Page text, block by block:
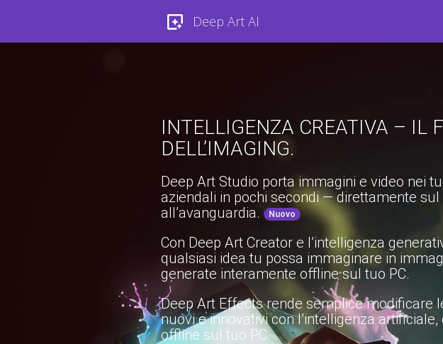
Deep Art AI
INTELLIGENZA CREATIVA – IL
DELL’IMAGING.
Deep Art Studio porta immagini e video nei
aziendali in pochi secondi — direttamente
all’avanguardia.
Nuovo
Con Deep Art Creator e l’intelligenza
qualsiasi idea tu possa immaginare in
generate interamente offline sul tuo PC.
Deep Art Effects rende semplice modificare
nuovi e innovativi con l’intelligenza
offline sul tuo PC.